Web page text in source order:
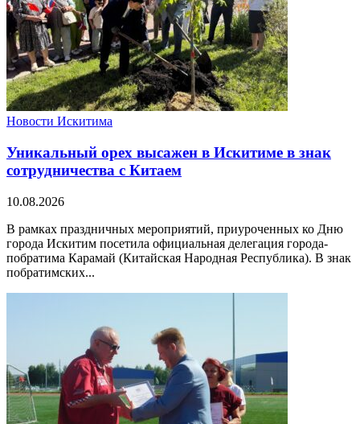
Новости Искитима
Уникальный орех высажен в Искитиме в знак
сотрудничества с Китаем
10.08.2026
В рамках праздничных мероприятий, приуроченных ко Дню
города Искитим посетила официальная делегация города-
побратима Карамай (Китайская Народная Республика). В знак
побратимских...